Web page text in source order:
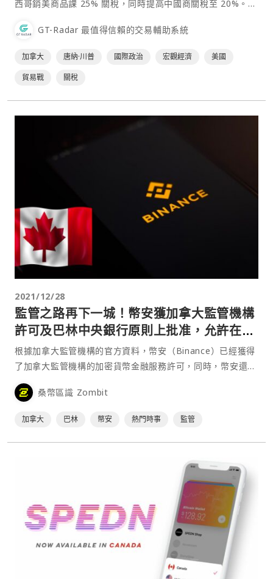
西哥銷美商品課 25% 關稅，同時提高中國商關稅至 20%。針
Fox Business⋯
GT-Radar 最值得信賴的交易輔助系統
加拿大 唐納·川普 國際政治 宏觀經濟
美國
貿易戰
關稅
2021/12/28
監管之路再下一城！幣安獲加拿大監管機構
許可及巴林中央銀行原則上批准，允許在當
地從事加密貨幣業務
根據加拿大監管機構的官方資料，幣安（Binance）已經獲得
了加拿大監管機構的加密貨幣金融服務許可，同時，幣安還宣
布獲得巴林中央銀行（CBB）原則上的批准，成為該國的加密
資產服務提供商。 獲加拿大監管機構許可證 根據在加拿大金
桑幣區識 Zombit
加拿大 巴林 幣安 熱門時事 監管